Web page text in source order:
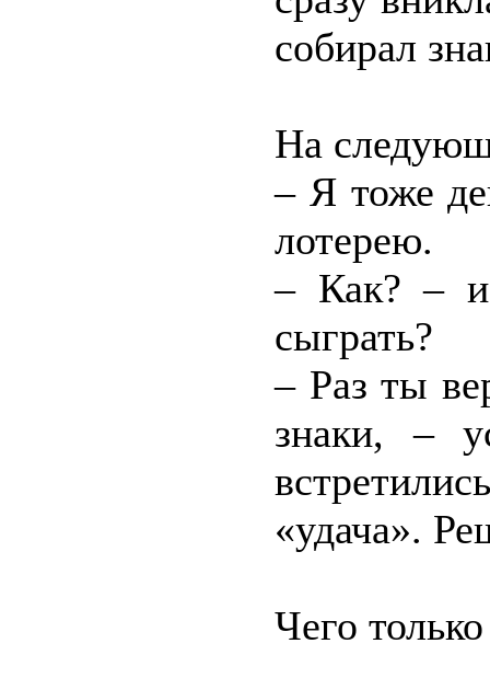
собирал
На
– Я тоже
лотерею.
– Как? –
сыграть?
– Раз ты
знаки, –
«удача».
Чего